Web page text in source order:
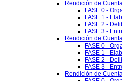
Rendición de
FASE 0 -
FASE 1 -
FASE 2 -
FASE 3 -
Rendición de
FASE 0 -
FASE 1 -
FASE 2 -
FASE 3 -
Rendición de